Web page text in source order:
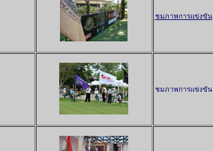
ชมภาพการแข่งขัน
ชมภาพการแข่งขัน